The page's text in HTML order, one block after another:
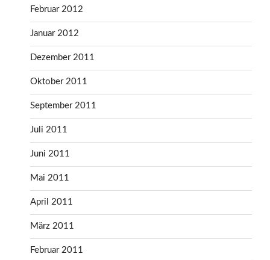
Februar 2012
Januar 2012
Dezember 2011
Oktober 2011
September 2011
Juli 2011
Juni 2011
Mai 2011
April 2011
März 2011
Februar 2011